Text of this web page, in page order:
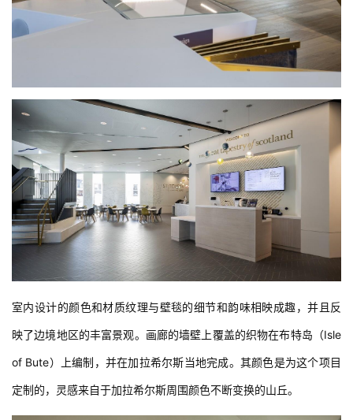
室内设计的颜色和材质纹理与壁毯的细节和韵味相映成趣，并且反
映了边境地区的丰富景观。画廊的墙壁上覆盖的织物在布特岛（Isle
of Bute）上编制，并在加拉希尔斯当地完成。其颜色是为这个项目
定制的，灵感来自于加拉希尔斯周围颜色不断变换的山丘。